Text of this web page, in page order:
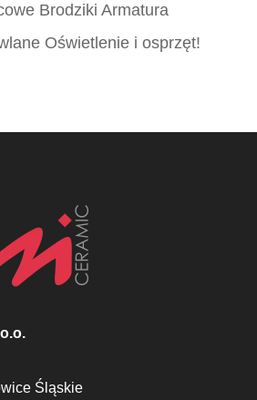
Brodziki Armatura
Oświetlenie i osprzęt!
Śląskie